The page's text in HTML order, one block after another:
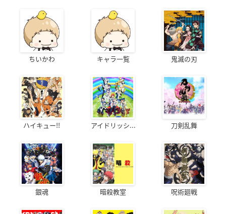
ちいかわ キャラ一覧 鬼滅の刃
ハイキュー!! アイドリッシ... 刀剣乱舞
銀魂 暗殺教室 呪術廻戦